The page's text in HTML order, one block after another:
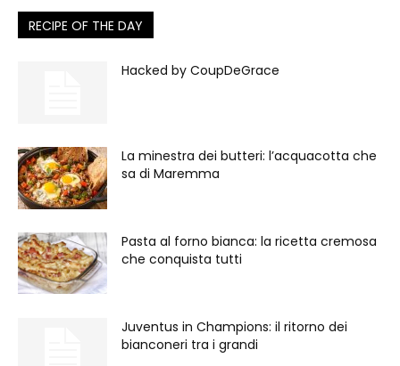
RECIPE OF THE DAY
Hacked by CoupDeGrace
La minestra dei butteri: l’acquacotta che
sa di Maremma
Pasta al forno bianca: la ricetta cremosa
che conquista tutti
Juventus in Champions: il ritorno dei
bianconeri tra i grandi